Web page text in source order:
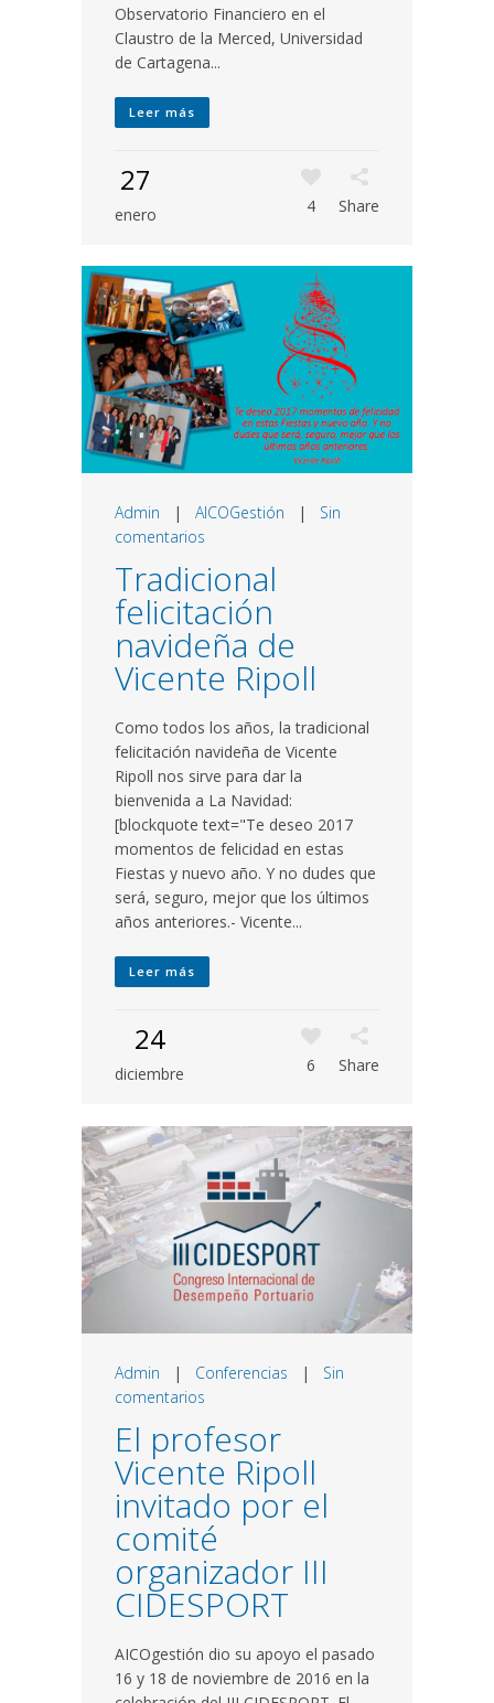
Observatorio Financiero en el
Claustro de la Merced, Universidad
de Cartagena...
Leer más
27
enero 4 Share
Admin | AICOGestión | Sin
comentarios
Tradicional
felicitación
navideña de
Vicente Ripoll
Como todos los años, la tradicional
felicitación navideña de Vicente
Ripoll nos sirve para dar la
bienvenida a La Navidad:
[blockquote text="Te deseo 2017
momentos de felicidad en estas
Fiestas y nuevo año. Y no dudes que
será, seguro, mejor que los últimos
años anteriores.- Vicente...
Leer más
24
diciembre 6 Share
Admin | Conferencias | Sin
comentarios
El profesor
Vicente Ripoll
invitado por el
comité
organizador III
CIDESPORT
AICOgestión dio su apoyo el pasado
16 y 18 de noviembre de 2016 en la